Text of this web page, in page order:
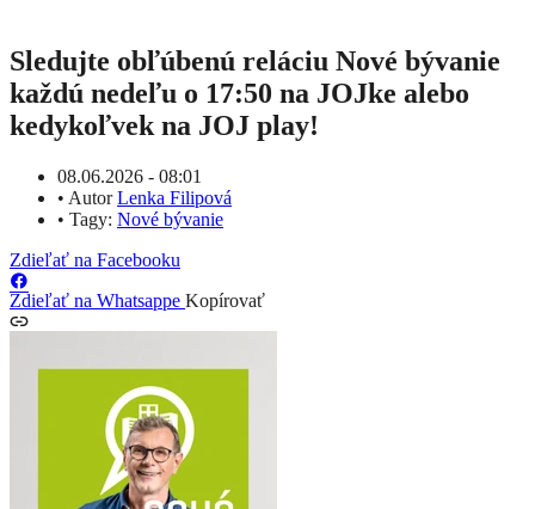
Sledujte obľúbenú reláciu Nové bývanie
každú nedeľu o 17:50 na JOJke alebo
kedykoľvek na JOJ play!
08.06.2026 - 08:01
• AutorLenka Filipová
• Tagy: Nové bývanie
Zdieľať na Facebooku
Zdieľať na Whatsappe Kopírovať